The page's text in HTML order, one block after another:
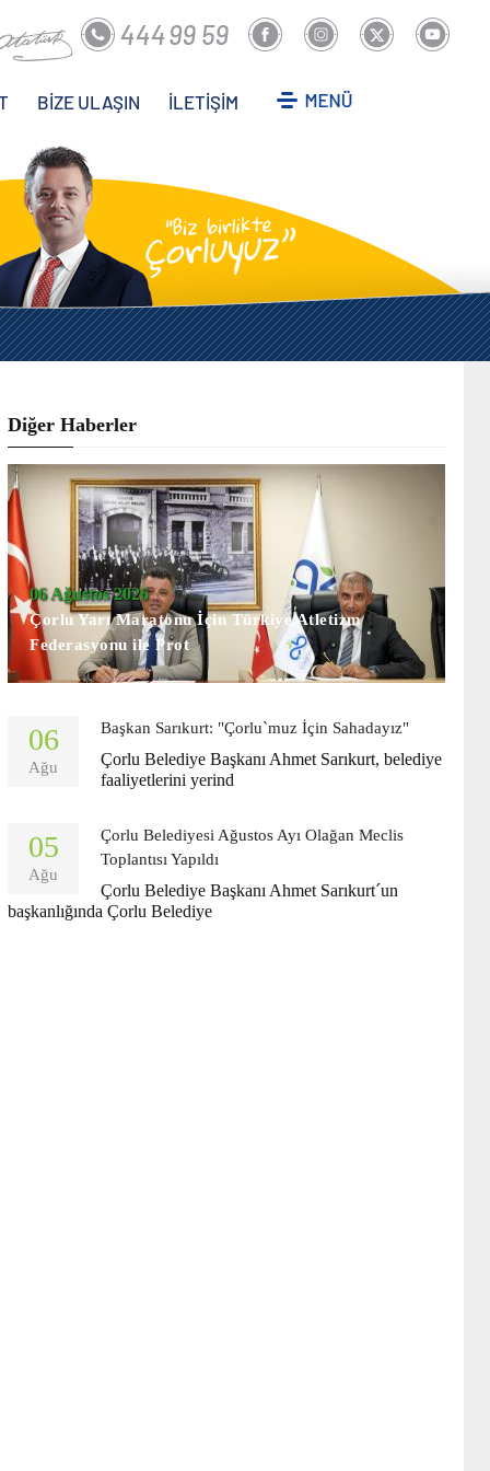
BİZE ULAŞIN İLETİŞİM
Diğer Haberler
06 Ağustos 2026
Çorlu Yarı Maratonu İçin Türkiye Atletizm
Federasyonu ile Prot
06
Ağu
Başkan Sarıkurt: "Çorlu`muz İçin Sahadayız"
Çorlu Belediye Başkanı Ahmet Sarıkurt, belediye
faaliyetlerini yerind
05
Ağu
Çorlu Belediyesi Ağustos Ayı Olağan Meclis
Toplantısı Yapıldı
Çorlu Belediye Başkanı Ahmet Sarıkurt´un
başkanlığında Çorlu Belediye